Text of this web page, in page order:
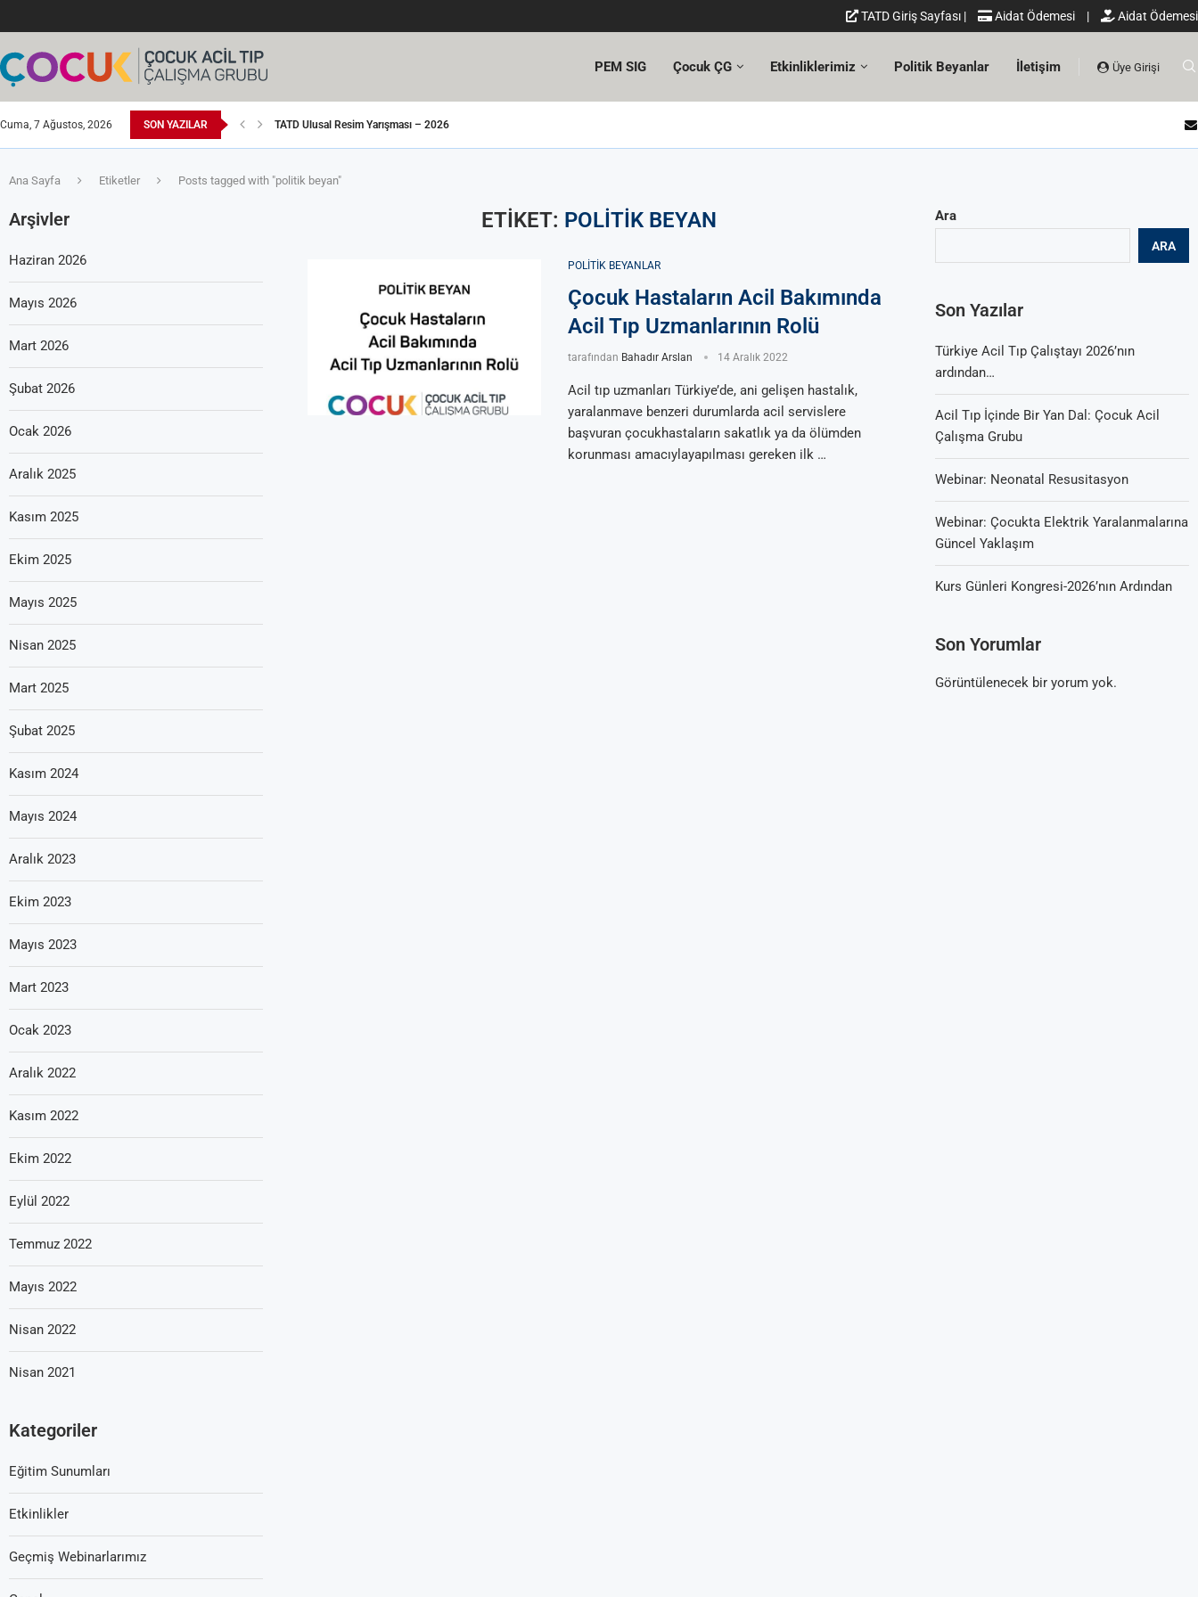
TATD Giriş Sayfası | Aidat Ödemesi | Aidat Ödemesi
PEM SIG Çocuk ÇG Etkinliklerimiz Politik Beyanlar İletişim Üye Girişi
Cuma, 7 Ağustos, 2026 SON YAZILAR TATD Ulusal Resim Yarışması – 2026
Ana Sayfa Etiketler Posts tagged with "politik beyan"
ETIKET: POLITIK BEYAN
POLITIK BEYANLAR
Çocuk Hastaların Acil Bakımında
Acil Tıp Uzmanlarının Rolü
tarafından Bahadır Arslan 14 Aralık 2022
Acil tıp uzmanları Türkiye’de, ani gelişen hastalık,
yaralanmave benzeri durumlarda acil servislere
başvuran çocukhastaların sakatlık ya da ölümden
korunması amacıylayapılması gereken ilk …
Ara
ARA
Son Yazılar
Türkiye Acil Tıp Çalıştayı 2026’nın
ardından…
Acil Tıp İçinde Bir Yan Dal: Çocuk Acil
Çalışma Grubu
Webinar: Neonatal Resusitasyon
Webinar: Çocukta Elektrik Yaralanmalarına
Güncel Yaklaşım
Kurs Günleri Kongresi-2026’nın Ardından
Son Yorumlar
Görüntülenecek bir yorum yok.
Arşivler
Haziran 2026
Mayıs 2026
Mart 2026
Şubat 2026
Ocak 2026
Aralık 2025
Kasım 2025
Ekim 2025
Mayıs 2025
Nisan 2025
Mart 2025
Şubat 2025
Kasım 2024
Mayıs 2024
Aralık 2023
Ekim 2023
Mayıs 2023
Mart 2023
Ocak 2023
Aralık 2022
Kasım 2022
Ekim 2022
Eylül 2022
Temmuz 2022
Mayıs 2022
Nisan 2022
Nisan 2021
Kategoriler
Eğitim Sunumları
Etkinlikler
Geçmiş Webinarlarımız